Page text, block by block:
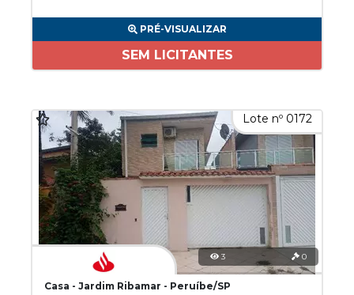
PRÉ-VISUALIZAR
SEM LICITANTES
Lote nº 0172
3 0
Casa - Jardim Ribamar - Peruíbe/SP